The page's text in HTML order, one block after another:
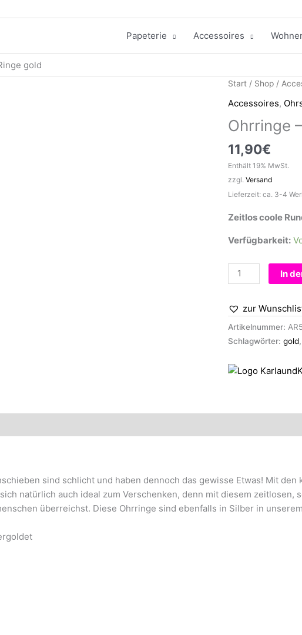
Papeterie Accessoires
gold
Start / Shop /
Accessoires,
Ohrringe
11,90€
Enthält 19% MwSt.
zzgl. Versand
Lieferzeit: ca. 3-4
Zeitlos coole
Verfügbarkeit:
Ohrringe
-
Ringe
gold
Menge
In
zur
Artikelnummer:
Schlagwörter: gold,
sind schlicht und haben dennoch das gewisse Etwas! Mit
natürlich auch ideal zum Verschenken, denn mit diesem zeitlosen,
überreichst. Diese Ohrringe sind ebenfalls in Silber in